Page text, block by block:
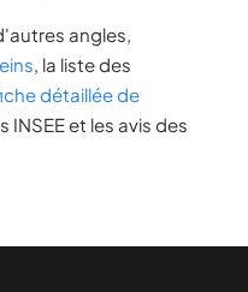
angles,
, la liste des
détaillée de
et les avis des